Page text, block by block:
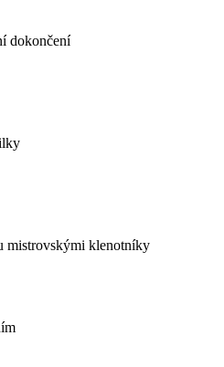
dokončení
mistrovskými klenotníky